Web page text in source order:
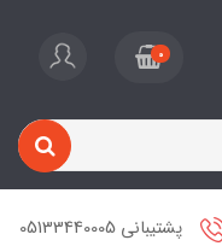
0
پشتیبانی 05133440005